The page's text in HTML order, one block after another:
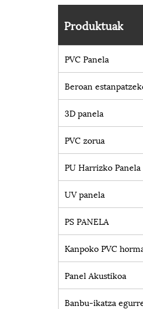
Produktuak
PVC Panela
Beroan
3D panela
PVC zorua
PU Harrizko Panela
UV panela
PS PANELA
Kanpoko PVC
Panel Akustikoa
Banbu-ikatza